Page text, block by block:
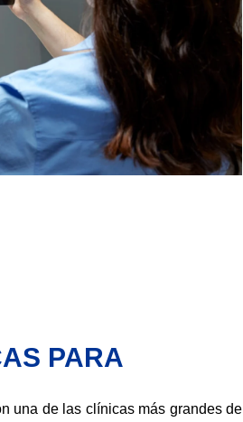
PARA
una de las clínicas más grandes de